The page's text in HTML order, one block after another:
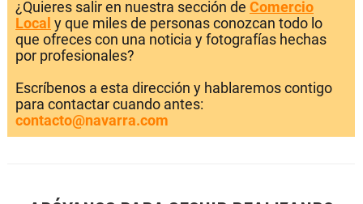
¿Quieres salir en nuestra sección de Comercio
Local y que miles de personas conozcan todo lo
que ofreces con una noticia y fotografías hechas
por profesionales?
Escríbenos a esta dirección y hablaremos contigo
para contactar cuando antes:
contacto@navarra.com